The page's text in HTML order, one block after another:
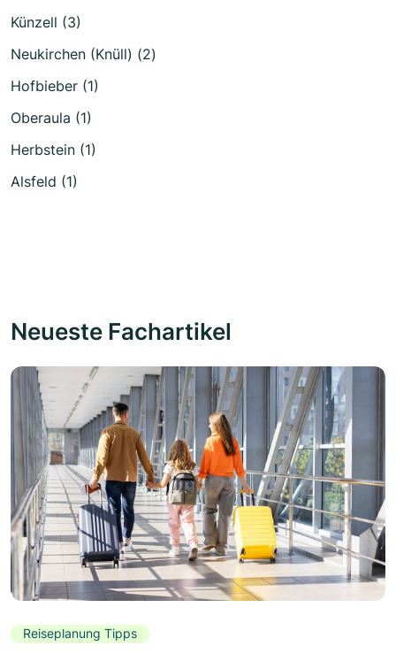
Künzell (3)
Neukirchen (Knüll) (2)
Hofbieber (1)
Oberaula (1)
Herbstein (1)
Alsfeld (1)
Neueste Fachartikel
Reiseplanung Tipps